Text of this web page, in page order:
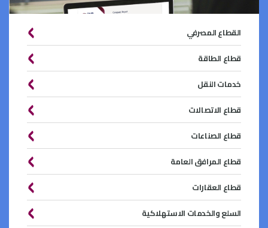
القطاع المصرفي
قطاع الطاقة
خدمات النقل
قطاع الاتصالات
قطاع الصناعات
قطاع المرافق العامة
قطاع العقارات
السلع والخدمات الاستهلاكية